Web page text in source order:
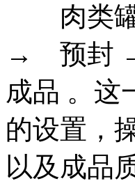
肉类罐
→ 预封
成品 。这
的设置，
以及成品